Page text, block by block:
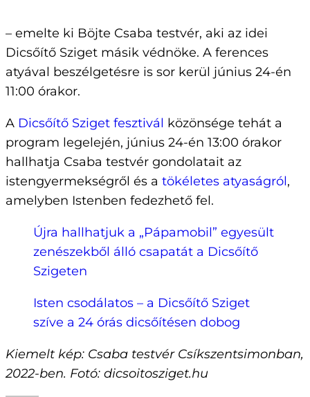
– emelte ki Böjte Csaba testvér, aki az idei
Dicsőítő Sziget másik védnöke. A ferences
atyával beszélgetésre is sor kerül június 24-én
11:00 órakor.
A Dicsőítő Sziget fesztivál közönsége tehát a
program legelején, június 24-én 13:00 órakor
hallhatja Csaba testvér gondolatait az
istengyermekségről és a tökéletes atyaságról,
amelyben Istenben fedezhető fel.
Újra hallhatjuk a „Pápamobil” egyesült
zenészekből álló csapatát a Dicsőítő
Szigeten
Isten csodálatos – a Dicsőítő Sziget
szíve a 24 órás dicsőítésen dobog
Kiemelt kép: Csaba testvér Csíkszentsimonban,
2022-ben. Fotó: dicsoitosziget.hu